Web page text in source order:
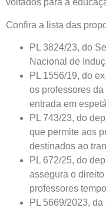
voltados para a
Confira a lista das
PL 3824/23, do
Nacional de
PL 1556/19, do
os professores
entrada em
PL 743/23, do
que permite aos
destinados ao
PL 672/25, do
assegura o
professores
PL 5669/2023,